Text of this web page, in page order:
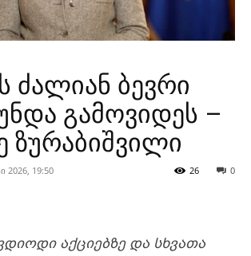
ძალიან ბევრი
გამოვიდეს –
ზურაბიშვილი
2026, 19:50 0
26
ᲐᲥᲪᲘᲔᲑᲖᲔ ᲓᲐ ᲡᲮᲕᲐᲗᲐ